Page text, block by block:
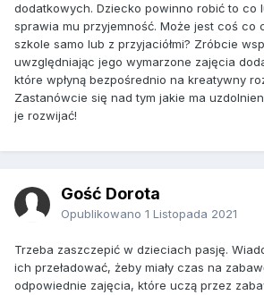
dodatkowych. Dziecko powinno robić to co
sprawia mu przyjemność. Może jest coś co
szkole samo lub z przyjaciółmi? Zróbcie
uwzględniając jego wymarzone zajęcia
które wpłyną bezpośrednio na kreatywny
Zastanówcie się nad tym jakie ma
je rozwijać!
Gość Dorota
Opublikowano 1 Listopada 2021
Trzeba zaszczepić w dzieciach pasję.
ich przeładować, żeby miały czas na
odpowiednie zajęcia, które uczą przez